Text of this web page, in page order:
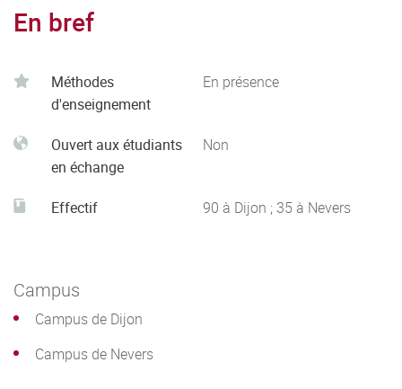
En bref
Méthodes
d'enseignement
En présence
Ouvert aux étudiants
en échange
Non
Effectif 90 à Dijon ; 35 à Nevers
Campus
Campus de Dijon
Campus de Nevers